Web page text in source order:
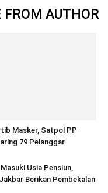
FROM AUTHOR
Masker, Satpol PP
79 Pelanggar
Usia Pensiun,
Berikan Pembekalan